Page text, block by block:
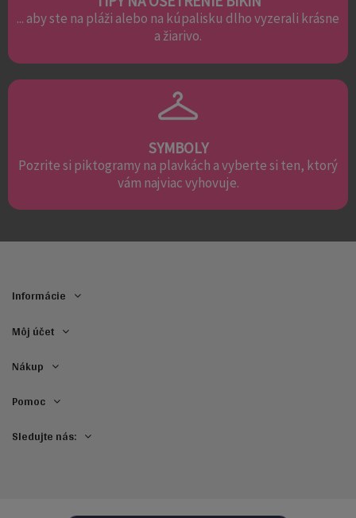
... aby ste na pláži alebo na kúpalisku dlho vyzerali krásne
a žiarivo.
SYMBOLY
Pozrite si piktogramy na plavkách a vyberte si ten, ktorý
vám najviac vyhovuje.
Informácie
Môj účet
Nákup
Pomoc
Sledujte nás: